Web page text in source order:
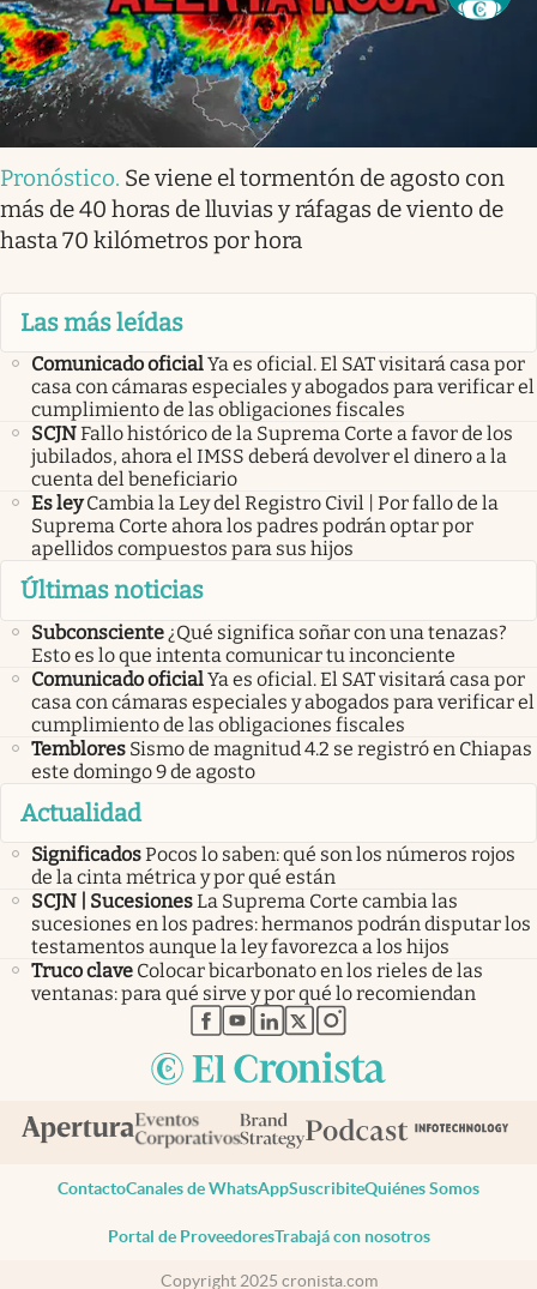
Pronóstico. Se viene el tormentón de agosto con
más de 40 horas de lluvias y ráfagas de viento de
hasta 70 kilómetros por hora
Las más leídas
Comunicado oficialYa es oficial. El SAT visitará casa por
casa con cámaras especiales y abogados para verificar el
cumplimiento de las obligaciones fiscales
SCJNFallo histórico de la Suprema Corte a favor de los
jubilados, ahora el IMSS deberá devolver el dinero a la
cuenta del beneficiario
Es ley Cambia la Ley del Registro Civil | Por fallo de la
Suprema Corte ahora los padres podrán optar por
apellidos compuestos para sus hijos
Últimas noticias
Subconsciente ¿Qué significa soñar con una tenazas?
Esto es lo que intenta comunicar tu inconciente
Comunicado oficialYa es oficial. El SAT visitará casa por
casa con cámaras especiales y abogados para verificar el
cumplimiento de las obligaciones fiscales
Temblores Sismo de magnitud 4.2 se registró en Chiapas
este domingo 9 de agosto
Actualidad
SignificadosPocos lo saben: qué son los números rojos
de la cinta métrica y por qué están
SCJN | SucesionesLa Suprema Corte cambia las
sucesiones en los padres: hermanos podrán disputar los
testamentos aunque la ley favorezca a los hijos
Truco clave Colocar bicarbonato en los rieles de las
ventanas: para qué sirve y por qué lo recomiendan
abre en nueva pestaña
abre en nueva pestaña
abre en nueva pestaña
abre en nueva pestaña
abre en nueva pestaña
ContactoCanales de WhatsAppSuscribiteQuiénes Somos
Portal de ProveedoresTrabajá con nosotros
Copyright 2025 cronista.com